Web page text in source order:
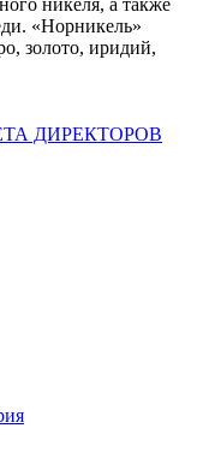
никеля, а также
«Норникель»
золото, иридий,
ДИРЕКТОРОВ